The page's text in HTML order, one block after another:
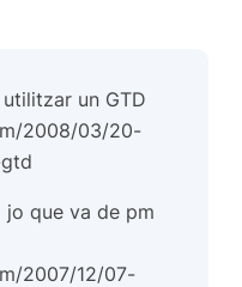
un GTD
2008/03/20-
jo que va de pm
2007/12/07-